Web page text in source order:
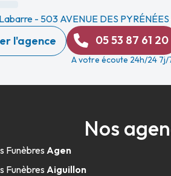
- 503 AVENUE DES PYRÉNÉES
l'agence 05 53 87 61 20
A votre écoute 24h/24 7j/
Sylvain Dumon-82400 Valence
l'agence
Nos
FunèbresAgen
FunèbresAiguillon